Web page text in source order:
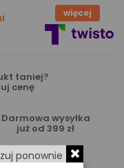
więcej
taniej?
cenę
Darmowa wysyłka
już od 399 zł
ponownie